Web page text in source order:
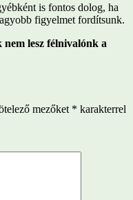
is fontos dolog, ha
figyelmet fordítsunk.
lesz félnivalónk a
mezőket * karakterrel